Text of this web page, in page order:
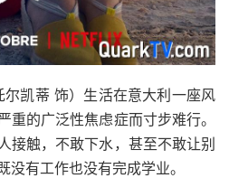
尔凯蒂 饰）生活在意大利一座风
重的广泛性焦虑症而寸步难行。
接触，不敢下水，甚至不敢让别
没有工作也没有完成学业。